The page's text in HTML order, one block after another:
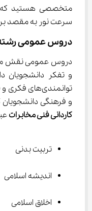
سرعت نور به مقصد
دروس عمومی رشته
و تفکر دانشجویان
و فرهنگی دانشجویان
کاردانی فنی مخابرات
تربیت بدنی
اندیشه اسلامی
اخلاق اسلامی